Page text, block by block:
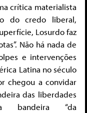
crítica materialista
do credo liberal,
Losurdo faz
Não há nada de
e intervenções
Latina no século
chegou a convidar
das liberdades
a bandeira “da